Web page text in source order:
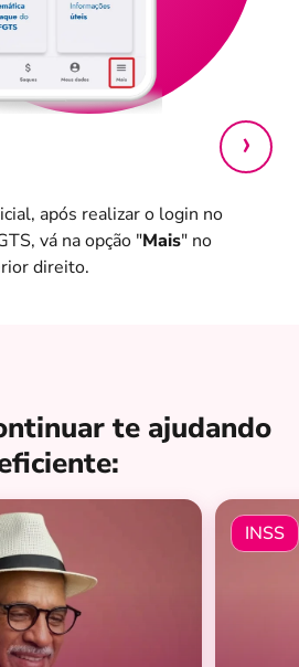
após realizar o login no
vá na opção "Mais" no
direito.
te ajudando
INSS